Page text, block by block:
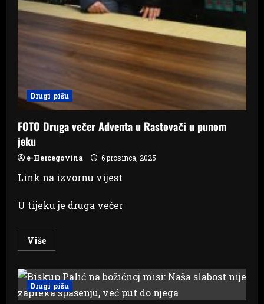
Drugi pišu
FOTO Druga večer Adventa u Rastovači u punom
jeku
e-Hercegovina 6 prosinca, 2025
Link na izvornu vijest
U tijeku je druga večer
VišeRead
more
Druga
večer
Adventa
u
Drugi pišu